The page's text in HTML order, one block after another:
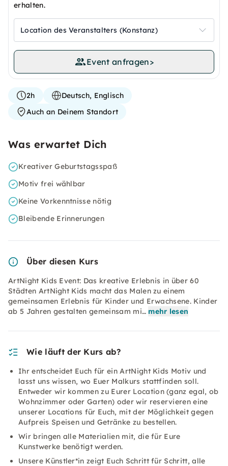
erhalten.
Location des Veranstalters (Konstanz)
Event anfragen>
2h
Deutsch, Englisch
Auch an Deinem Standort
Was erwartet Dich
Kreativer Geburtstagsspaß
Motiv frei wählbar
Keine Vorkenntnisse nötig
Bleibende Erinnerungen
Über diesen Kurs
ArtNight Kids Event: Das kreative Erlebnis in über 60
Städten ArtNight Kids macht das Malen zu einem
gemeinsamen Erlebnis für Kinder und Erwachsene. Kinder
ab 5 Jahren gestalten gemeinsam mi… mehr lesen
Wie läuft der Kurs ab?
Ihr entscheidet Euch für ein ArtNight Kids Motiv und
lasst uns wissen, wo Euer Malkurs stattfinden soll.
Entweder wir kommen zu Eurer Location (ganz egal, ob
Wohnzimmer oder Garten) oder wir reservieren eine
unserer Locations für Euch, mit der Möglichkeit gegen
Aufpreis Speisen und Getränke zu bestellen.
Wir bringen alle Materialien mit, die für Eure
Kunstwerke benötigt werden.
Unsere Künstler*in zeigt Euch Schritt für Schritt, alle